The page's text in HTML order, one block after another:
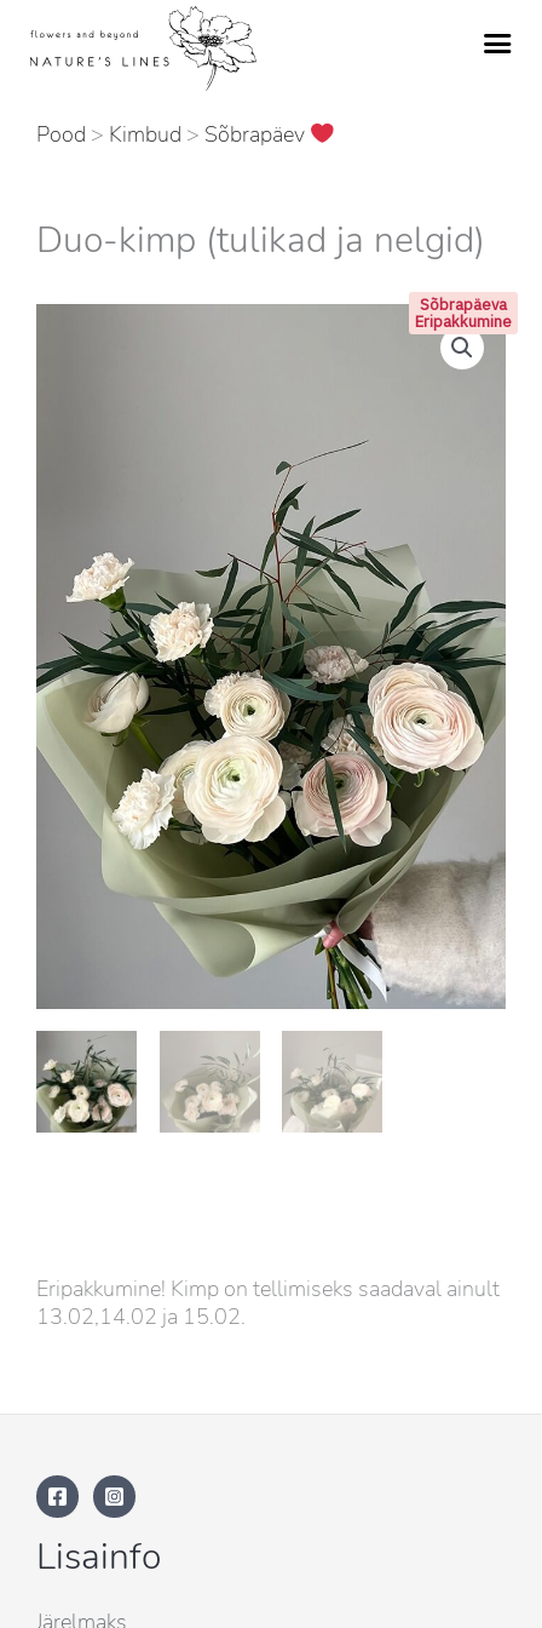
content
Pood > Kimbud > Sõbrapäev
Duo-kimp (tulikad ja nelgid)
Sõbrapäeva
Eripakkumine
Eripakkumine! Kimp on tellimiseks saadaval ainult
13.02,14.02 ja 15.02.
Lisainfo
Järelmaks